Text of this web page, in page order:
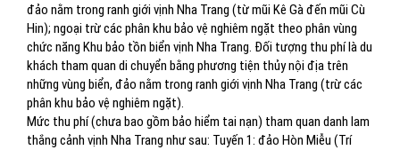
đảo nằm trong ranh giới vịnh Nha Trang (từ mũi Kê Gà đến mũi Cù
Hin); ngoại trừ các phân khu bảo vệ nghiêm ngặt theo phân vùng
chức năng Khu bảo tồn biển vịnh Nha Trang. Đối tượng thu phí là du
khách tham quan di chuyển bằng phương tiện thủy nội địa trên
những vùng biển, đảo nằm trong ranh giới vịnh Nha Trang (trừ các
phân khu bảo vệ nghiêm ngặt).
Mức thu phí (chưa bao gồm bảo hiểm tai nạn) tham quan danh lam
thắng cảnh vịnh Nha Trang như sau: Tuyến 1: đảo Hòn Miễu (Trí